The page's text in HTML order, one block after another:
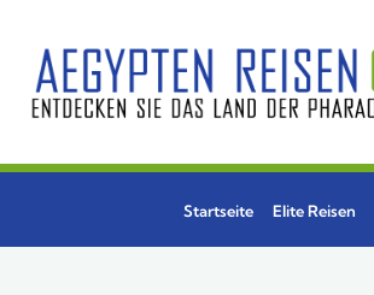
Startseite Elite Reisen